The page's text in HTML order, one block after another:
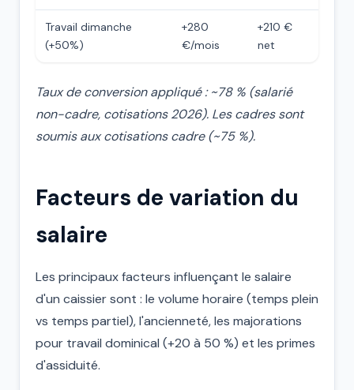
Travail dimanche
(+50%)
+280
€/mois
+210 €
net
Taux de conversion appliqué : ~78 % (salarié
non-cadre, cotisations 2026). Les cadres sont
soumis aux cotisations cadre (~75 %).
Facteurs de variation du
salaire
Les principaux facteurs influençant le salaire
d'un caissier sont : le volume horaire (temps plein
vs temps partiel), l'ancienneté, les majorations
pour travail dominical (+20 à 50 %) et les primes
d'assiduité.